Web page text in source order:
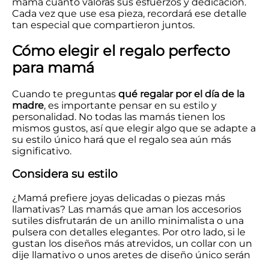
Cada vez que use esa pieza, recordará ese detalle
tan especial que compartieron juntos.
Cómo elegir el regalo perfecto
para mamá
Cuando te preguntas qué regalar por el día de la
madre, es importante pensar en su estilo y
personalidad. No todas las mamás tienen los
mismos gustos, así que elegir algo que se adapte a
su estilo único hará que el regalo sea aún más
significativo.
Considera su estilo
¿Mamá prefiere joyas delicadas o piezas más
llamativas? Las mamás que aman los accesorios
sutiles disfrutarán de un anillo minimalista o una
pulsera con detalles elegantes. Por otro lado, si le
gustan los diseños más atrevidos, un collar con un
dije llamativo o unos aretes de diseño único serán